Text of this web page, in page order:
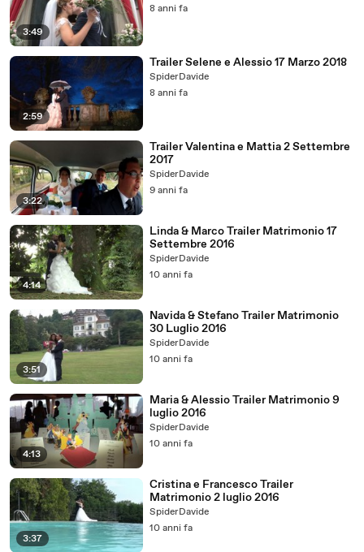
3:49
8 anni fa
2:59
Trailer Selene e Alessio 17 Marzo 2018
SpiderDavide
8 anni fa
3:22
Trailer Valentina e Mattia 2 Settembre
2017
SpiderDavide
9 anni fa
4:14
Linda & Marco Trailer Matrimonio 17
Settembre 2016
SpiderDavide
10 anni fa
3:51
Navida & Stefano Trailer Matrimonio
30 Luglio 2016
SpiderDavide
10 anni fa
4:13
Maria & Alessio Trailer Matrimonio 9
luglio 2016
SpiderDavide
10 anni fa
3:37
Cristina e Francesco Trailer
Matrimonio 2 luglio 2016
SpiderDavide
10 anni fa